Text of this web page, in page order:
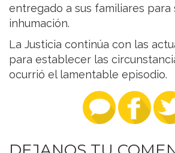
entregado a sus familiares para
inhumación.
La Justicia continúa con las
para establecer las
ocurrió el lamentable episodio.